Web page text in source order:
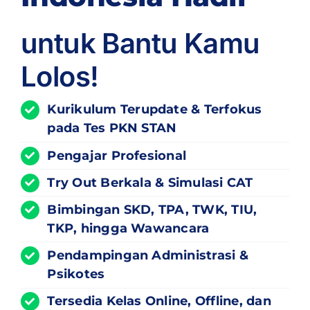
untuk Bantu Kamu
Lolos!
Kurikulum Terupdate& Terfokus
pada Tes PKN STAN
Pengajar Profesional
Try Out Berkala & Simulasi CAT
Bimbingan SKD, TPA, TWK, TIU,
TKP, hingga Wawancara
Pendampingan Administrasi &
Psikotes
Tersedia Kelas Online, Offline, dan